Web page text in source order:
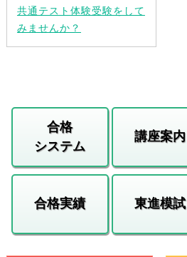
共通テスト体験受験をして
みませんか？
合格
システム
講座案内
合格実績 東進模試